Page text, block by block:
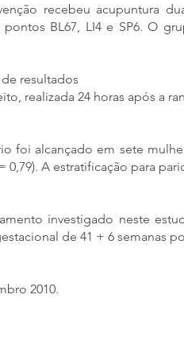
recebeu acupuntura
BL67, LI4 e SP6. O
resultados
realizada 24 horas após a
foi alcançado em sete
0,79). A estratificação para
investigado neste
de 41 + 6 semanas
2010.